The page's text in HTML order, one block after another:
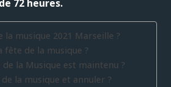
72 heures.
la musique 2021 Marseille ?
de la musique ?
de la Musique est maintenu ?
la musique et annuler ?